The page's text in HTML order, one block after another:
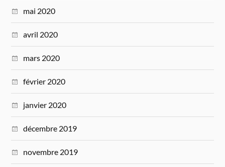
mai 2020
avril 2020
mars 2020
février 2020
janvier 2020
décembre 2019
novembre 2019